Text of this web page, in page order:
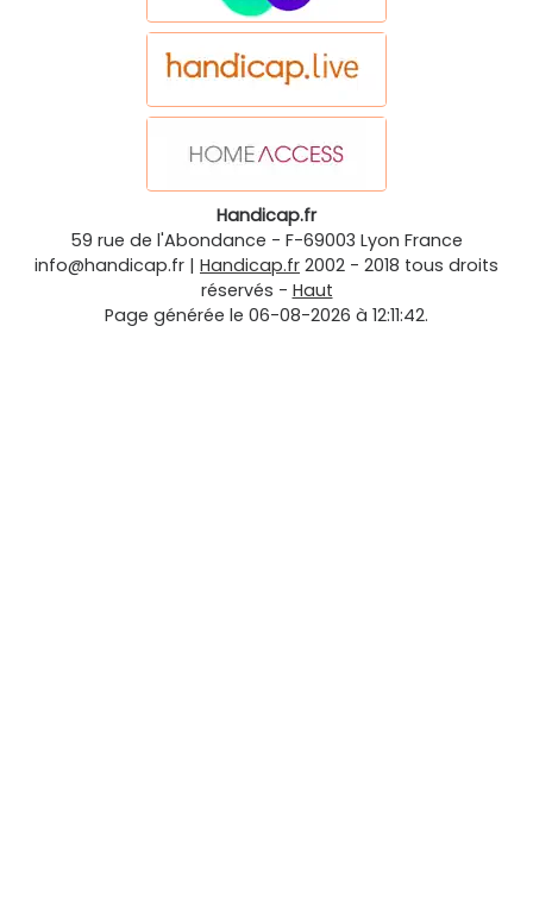
Handicap.fr
59 rue de l'Abondance - F-69003 Lyon France
info@handicap.fr | Handicap.fr 2002 - 2018 tous droits
réservés - Haut
Page générée le 06-08-2026 à 12:11:42.